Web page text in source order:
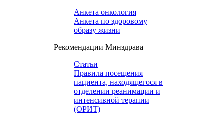
Анкета онкология
Анкета по здоровому
образу жизни
Рекомендации Минздрава
Статьи
Правила посещения
пациента, находящегося в
отделении реанимации и
интенсивной терапии
(ОРИТ)